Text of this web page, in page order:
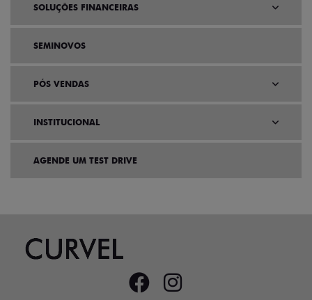
SOLUÇÕES FINANCEIRAS
SEMINOVOS
PÓS VENDAS
INSTITUCIONAL
AGENDE UM TEST DRIVE